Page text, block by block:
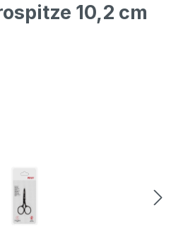
10,2 cm